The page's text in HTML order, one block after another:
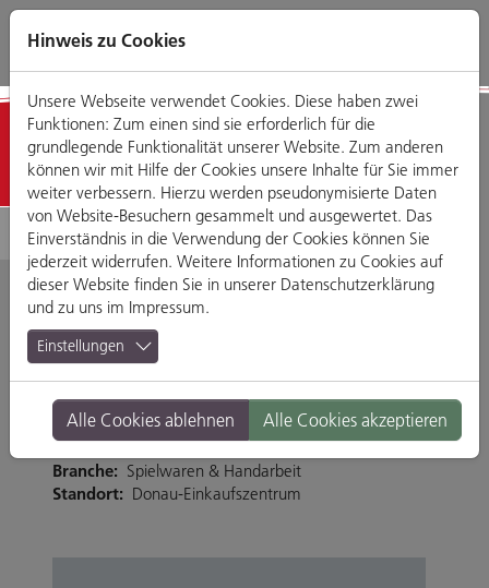
Direkt
zum
Zum
Hauptmenü
Zum
Footermenü
Zur
Website-
Detailansicht
Nanu Nana
Weichser Weg 5, 93059 Regensburg
Tel. 0941-2966496
http://www.nanu-nana.de/
Branche: Spielwaren & Handarbeit
Standort: Donau-Einkaufszentrum
Hinweis zu Cookies
Unsere Webseite verwendet Cookies. Diese haben zwei
Funktionen: Zum einen sind sie erforderlich für die
grundlegende Funktionalität unserer Website. Zum anderen
können wir mit Hilfe der Cookies unsere Inhalte für Sie immer
weiter verbessern. Hierzu werden pseudonymisierte Daten
von Website-Besuchern gesammelt und ausgewertet. Das
Einverständnis in die Verwendung der Cookies können Sie
jederzeit widerrufen. Weitere Informationen zu Cookies auf
dieser Website finden Sie in unserer Datenschutzerklärung
und zu uns im Impressum.
Einstellungen
Alle Cookies ablehnen Alle Cookies akzeptieren